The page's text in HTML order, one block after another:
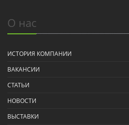
О нас
ИСТОРИЯ КОМПАНИИ
ВАКАНСИИ
СТАТЬИ
НОВОСТИ
ВЫСТАВКИ